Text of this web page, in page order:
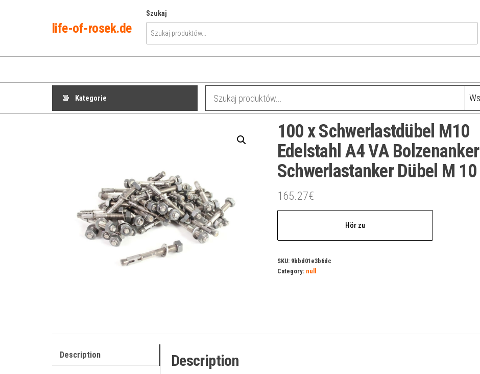
life-of-rosek.de
Szukaj
Kategorie
100 x Schwerlastdübel M10
Edelstahl A4 VA Bolzenanker
Schwerlastanker Dübel M 10
165.27€
Hör zu
SKU: 9bbd01e3b6dc
Category: null
Description Description